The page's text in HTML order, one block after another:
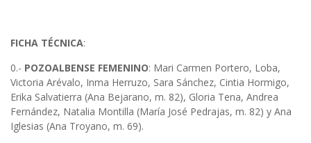
FICHA TÉCNICA:
0.- POZOALBENSE FEMENINO: Mari Carmen Portero, Loba,
Victoria Arévalo, Inma Herruzo, Sara Sánchez, Cintia Hormigo,
Erika Salvatierra (Ana Bejarano, m. 82), Gloria Tena, Andrea
Fernández, Natalia Montilla (María José Pedrajas, m. 82) y Ana
Iglesias (Ana Troyano, m. 69).